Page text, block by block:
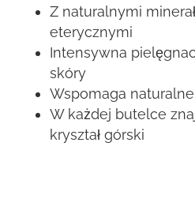
Z naturalnymi
eterycznymi
Intensywna
skóry
Wspomaga
W każdej butelce
kryształ górski